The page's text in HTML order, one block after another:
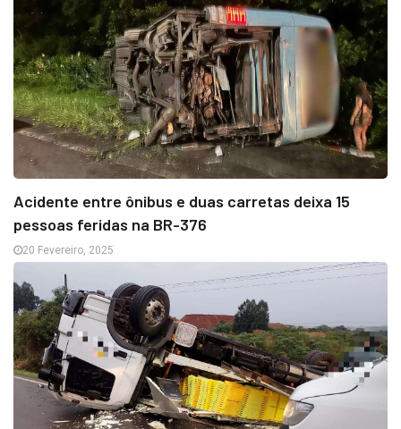
Acidente entre ônibus e duas carretas deixa 15
pessoas feridas na BR-376
20 Fevereiro, 2025